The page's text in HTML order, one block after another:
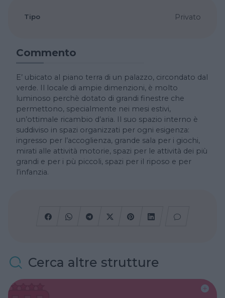
Tipo Privato
Commento
E’ ubicato al piano terra di un palazzo, circondato dal
verde. Il locale di ampie dimenzioni, è molto
luminoso perchè dotato di grandi finestre che
permettono, specialmente nei mesi estivi,
un’ottimale ricambio d’aria. Il suo spazio interno è
suddiviso in spazi organizzati per ogni esigenza:
ingresso per l’accoglienza, grande sala per i giochi,
mirati alle attività motorie, spazi per le attività dei più
grandi e per i pù piccoli, spazi per il riposo e per
l’infanzia.
Cerca altre strutture